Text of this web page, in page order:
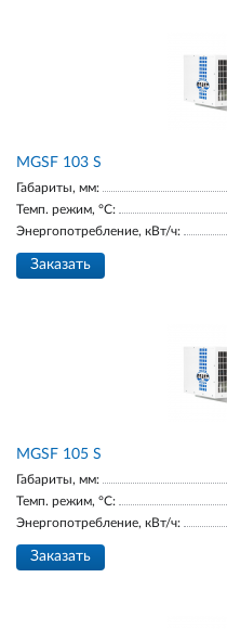
MGSF 103 S
Габариты, мм:
Темп. режим, °С:
Энергопотребление, кВт/ч:
Заказать
МGSF 105 S
Габариты, мм:
Темп. режим, °С:
Энергопотребление, кВт/ч:
Заказать